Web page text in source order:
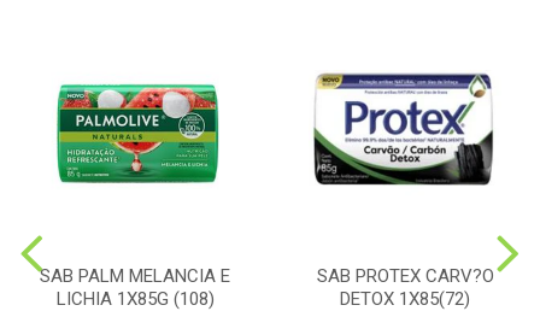
SAB PALM MELANCIA E
LICHIA 1X85G (108)
SAB PROTEX CARV?O
DETOX 1X85(72)